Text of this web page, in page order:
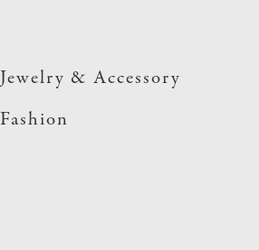
Jewelry & Accessory
Fashion